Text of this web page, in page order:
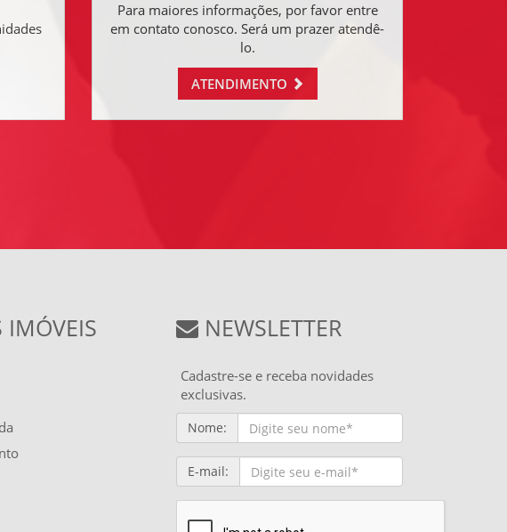
Para maiores informações, por favor entre
em contato conosco. Será um prazer atendê-
lo.
ATENDIMENTO
IMÓVEIS NEWSLETTER
Cadastre-se e receba novidades
exclusivas.
Nome:
E-mail: